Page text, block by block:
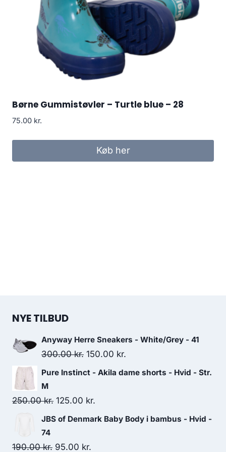
Børne Gummistøvler – Turtle blue – 28
75.00 kr.
Køb her
NYE TILBUD
Anyway Herre Sneakers - White/Grey - 41
300.00kr. Original
price
300.00 kr..
150.00 kr.
price
Pure Instinct - Akila dame shorts - Hvid - Str.
M
250.00kr. Original
price
250.00 kr..
125.00 kr.
price
JBS of Denmark Baby Body i bambus - Hvid -
74
190.00kr. Original
95.00 kr.